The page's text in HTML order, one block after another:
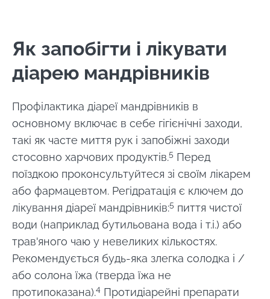
Як запобігти і лікувати
діарею мандрівників
Профілактика діареї мандрівників в
основному включає в себе гігієнічні заходи,
такі як часте миття рук і запобіжні заходи
стосовно харчових продуктів.5 Перед
поїздкою проконсультуйтеся зі своїм лікарем
або фармацевтом. Регідратація є ключем до
лікування діареї мандрівників:5 пиття чистої
води (наприклад бутильована вода і т.і.) або
трав'яного чаю у невеликих кількостях.
Рекомендується будь-яка злегка солодка і /
або солона їжа (тверда їжа не
протипоказана).4 Протидіарейні препарати
Залишайтеся на веб -сайті Інституту мікробіоти
BioCodex
Я хотів би підписатися на отримання інших
новин з BioCodex
Я прочитав і приймаю
захисту даних
Інституту мікробіоти
* Обов'язкові поля
BMI 20-35
Explore
Чи справді
природний
союзник нашої
мікробіоти?
шипучий, з
приємною
природно
багатий на
мікроорганізми,
кефір
Питна вода:
життя... та
мікроорганізмів
Прочитати